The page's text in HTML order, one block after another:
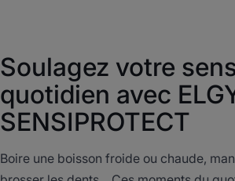
Soulagez votre
quotidien avec
SENSIPROTECT
Boire une boisson froide ou chaude,